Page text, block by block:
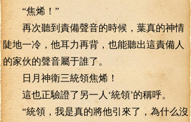
“焦烯！”
再次聽到責備聲音的時候，葉真的神情
陡地一冷，他耳力再背，也能聽出這責備人
的家伙的聲音屬于誰了。
日月神衛三統領焦烯！
這也正驗證了另一人‘統領’的稱呼。
“統領，我是真的將他引來了，為什么沒